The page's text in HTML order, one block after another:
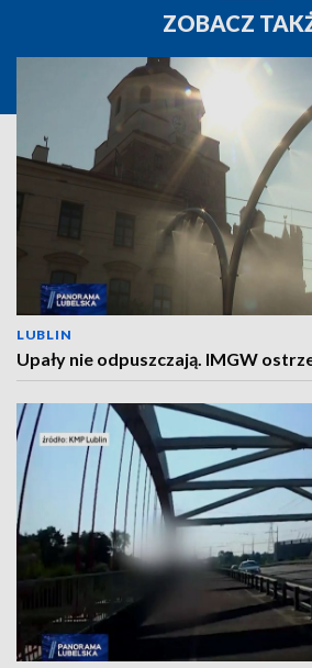
ZOBACZ
LUBLIN
Upały nie odpuszczają. IMGW